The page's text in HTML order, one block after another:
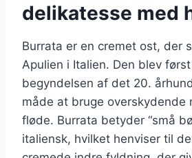
delikatesse med
Burrata er en cremet ost, der
Apulien i Italien. Den blev
begyndelsen af det 20.
måde at bruge overskydende
fløde. Burrata betyder “små
italiensk, hvilket henviser til